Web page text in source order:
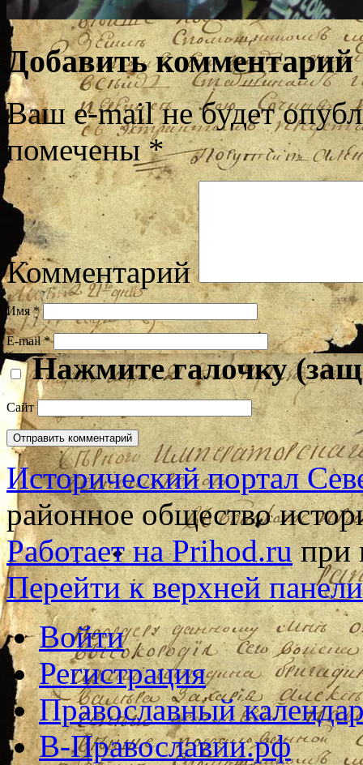
Добавить комментарий
Ваш e-mail не будет
помечены*
Комментарий
Имя*
E-mail*
Нажмите галочку
Сайт
Исторический портал
районное общество
Работает на Prihod.ruпри
Перейти к верхней панели
Войти
Регистрация
Православный
В-Православии.рф